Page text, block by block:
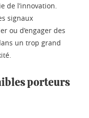
de l’innovation.
signaux
ou d’engager des
un trop grand
porteurs